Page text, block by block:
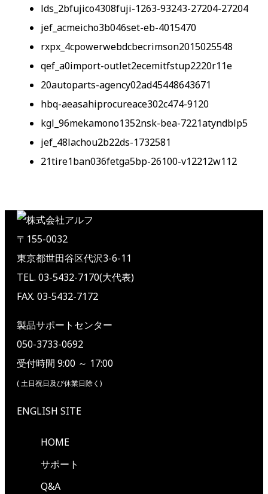
lds_2bfujico4308fuji-1263-93243-27204-27204
jef_acmeicho3b046set-eb-4015470
rxpx_4cpowerwebdcbecrimson2015025548
qef_a0import-outlet2ecemitfstup2220r11e
20autoparts-agency02ad45448643671
hbq-aeasahiprocureace302c474-9120
kgl_96mekamono1352nsk-bea-7221atyndblp5
jef_48lachou2b22ds-1732581
21tire1ban036fetga5bp-26100-v12212w112
〒155-0032
東京都世田谷区代沢3-6-11
TEL. 03-5432-7170(大代表)
FAX. 03-5432-7172
製品サポートセンター
050-3733-0692
受付時間 9:00 ～ 17:00
( 土日祝日及び休業日除く)
ENGLISH SITE
HOME
サポート
Q&A